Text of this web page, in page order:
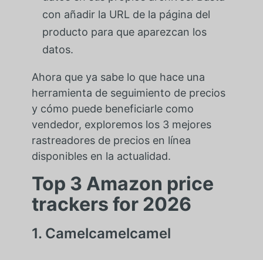
con añadir la URL de la página del
producto para que aparezcan los
datos.
Ahora que ya sabe lo que hace una
herramienta de seguimiento de precios
y cómo puede beneficiarle como
vendedor, exploremos los 3 mejores
rastreadores de precios en línea
disponibles en la actualidad.
Top 3 Amazon price
trackers for 2026
1. Camelcamelcamel